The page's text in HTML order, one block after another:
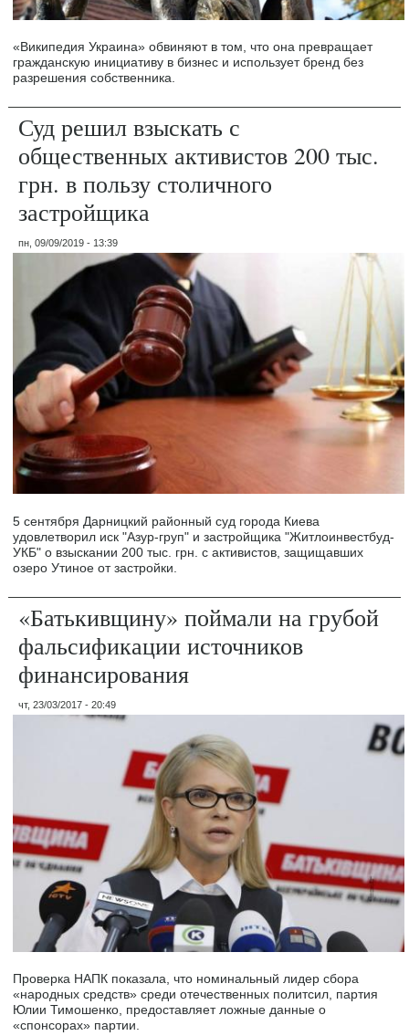
«Википедия Украина» обвиняют в том, что она превращает
гражданскую инициативу в бизнес и использует бренд без
разрешения собственника.
Суд решил взыскать с
общественных активистов 200 тыс.
грн. в пользу столичного
застройщика
пн, 09/09/2019 - 13:39
5 сентября Дарницкий районный суд города Киева
удовлетворил иск "Азур-груп" и застройщика "Житлоинвестбуд-
УКБ" о взыскании 200 тыс. грн. с активистов, защищавших
озеро Утиное от застройки.
«Батькивщину» поймали на грубой
фальсификации источников
финансирования
чт, 23/03/2017 - 20:49
Проверка НАПК показала, что номинальный лидер сбора
«народных средств» среди отечественных политсил, партия
Юлии Тимошенко, предоставляет ложные данные о
«спонсорах» партии.